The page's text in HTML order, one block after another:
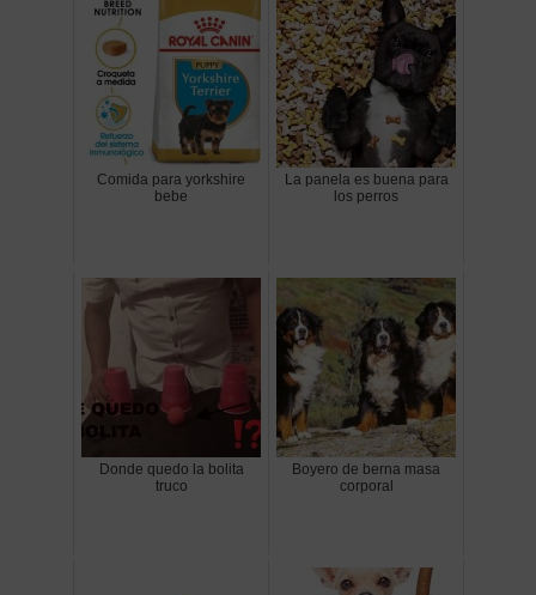
Comida para yorkshire
bebe
La panela es buena para
los perros
Donde quedo la bolita
truco
Boyero de berna masa
corporal